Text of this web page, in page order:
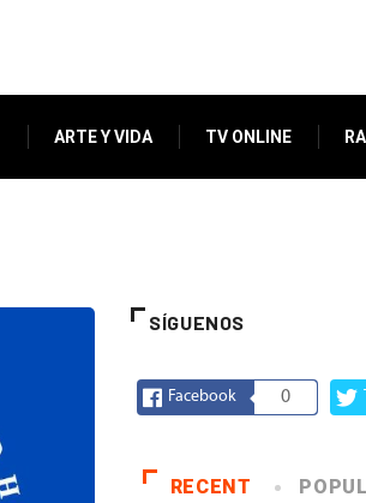
ARTE Y VIDA TV ONLINE
SÍGUENOS
Facebook 0
RECENT